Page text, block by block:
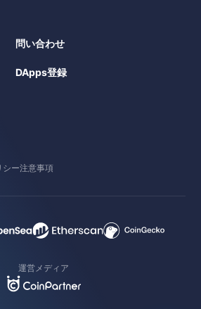
問い合わせ
DApps登録
シー注意事項
運営メディア